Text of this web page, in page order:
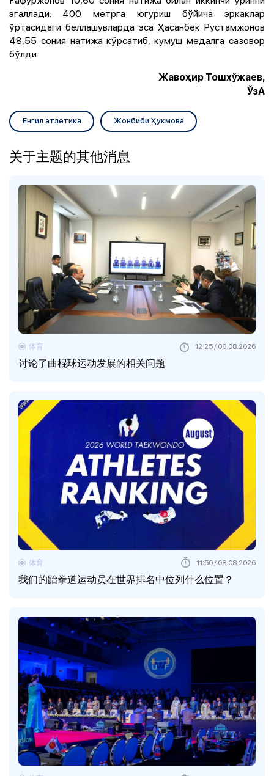
эгаллади. 400 метрга югуриш бўйича эркаклар
ўртасидаги беллашувларда эса Ҳасанбек Рустамжонов
48,55 сония натижа кўрсатиб, кумуш медалга сазовор
бўлди.
Жавоҳир Тошхўжаев,
ЎзА
Енгил атлетика Жонбиби Ҳукмова
关于主题的其他消息
讨论了曲棍球运动发展的相关问题
体育 12:25 / 08.08.2026
我们的跆拳道运动员在世界排名中位列什么位置？
体育 11:50 / 08.08.2026